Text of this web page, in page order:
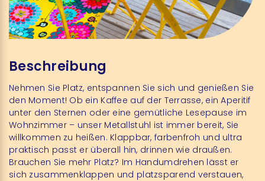
Beschreibung
Nehmen Sie Platz, entspannen Sie sich und genießen Sie
den Moment! Ob ein Kaffee auf der Terrasse, ein Aperitif
unter den Sternen oder eine gemütliche Lesepause im
Wohnzimmer – unser Metallstuhl ist immer bereit, Sie
willkommen zu heißen. Klappbar, farbenfroh und ultra
praktisch passt er überall hin, drinnen wie draußen.
Brauchen Sie mehr Platz? Im Handumdrehen lässt er
sich zusammenklappen und platzsparend verstauen,